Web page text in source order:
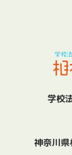
学校
神奈川